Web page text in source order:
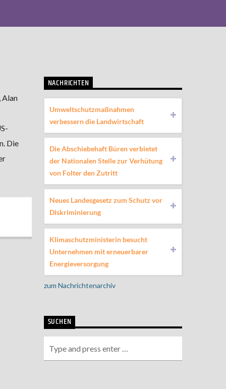
Alan
Die
NACHRICHTEN
Umweltschutzmaßnahmen
verbessern die Landwirtschaft
Die Abschiebehaft Büren verbietet
der Nationalen Stelle zur Verhütung
von Folter den Zutritt
Neues Landesgesetz zum Schutz vor
Diskriminierung
Klimaschutzministerin besucht
Unternehmen mit erneuerbarer
Energieversorgung
zum Nachrichtenarchiv
SUCHEN